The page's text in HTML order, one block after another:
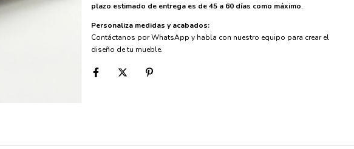
plazo estimado de entrega es de 45 a 60 días como máximo.
Personaliza medidas y acabados:
Contáctanos por WhatsApp y habla con nuestro equipo para crear el
diseño de tu mueble.